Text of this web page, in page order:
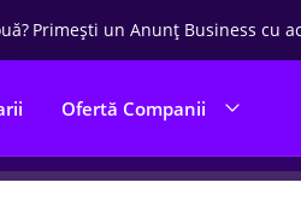
Primești un Anunț Business cu
Ofertă Companii